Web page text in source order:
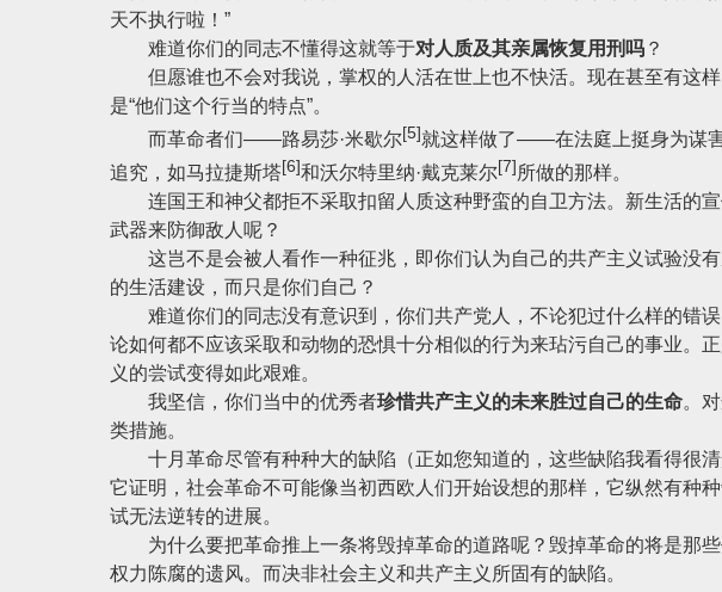
天不执行啦！”
难道你们的同志不懂得这就等于对人质及其亲属恢复用刑吗 ？
但愿谁也不会对我说，掌权的人活在世上也不快活。现在甚至有这样
是“他们这个行当的特点”。
而革命者们——路易莎·米歇尔[5]就这样做了——在法庭上挺身为谋
追究，如马拉捷斯塔[6]和沃尔特里纳·戴克莱尔[7]所做的那样。
连国王和神父都拒不采取扣留人质这种野蛮的自卫方法。新生活的宣
武器来防御敌人呢？
这岂不是会被人看作一种征兆，即你们认为自己的共产主义试验没有
的生活建设，而只是你们自己？
难道你们的同志没有意识到，你们共产党人，不论犯过什么样的错误
论如何都不应该采取和动物的恐惧十分相似的行为来玷污自己的事业。
义的尝试变得如此艰难。
我坚信，你们当中的优秀者珍惜共产主义的未来胜过自己的生命。
类措施。
十月革命尽管有种种大的缺陷（正如您知道的，这些缺陷我看得很清
它证明，社会革命不可能像当初西欧人们开始设想的那样，它纵然有种
试无法逆转的进展。
为什么要把革命推上一条将毁掉革命的道路呢？毁掉革命的将是那些
权力陈腐的遗风。而决非社会主义和共产主义所固有的缺陷。